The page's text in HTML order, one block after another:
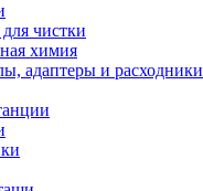
чистки
химия
адаптеры и расходники